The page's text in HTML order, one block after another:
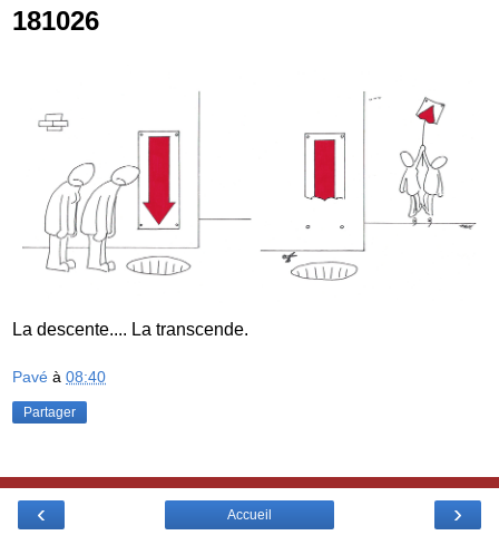
181026
La descente.... La transcende.
Pavé à 08:40
Partager
‹ ›
Accueil